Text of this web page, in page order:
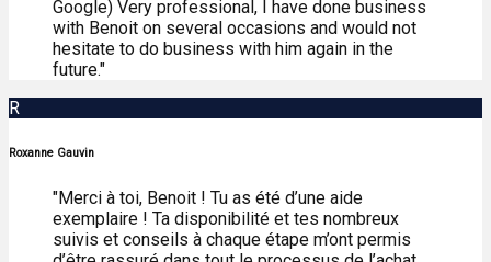
Google) Very professional, I have done business
with Benoit on several occasions and would not
hesitate to do business with him again in the
future."
R
Roxanne Gauvin
"Merci à toi, Benoit ! Tu as été d’une aide
exemplaire ! Ta disponibilité et tes nombreux
suivis et conseils à chaque étape m’ont permis